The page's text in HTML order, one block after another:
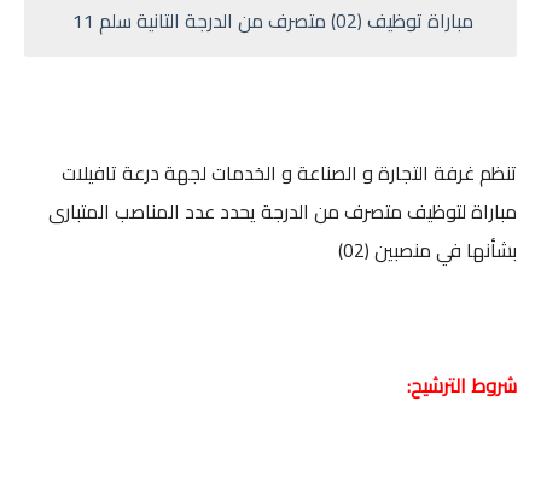
مباراة توظيف (02) متصرف من الدرجة التانية سلم 11
تنظم غرفة التجارة و الصناعة و الخدمات لجهة درعة تافيلات
مباراة لتوظيف متصرف من الدرجة يحدد عدد المناصب المتبارى
بشأنها في منصبين (02)
شروط الترشيح: